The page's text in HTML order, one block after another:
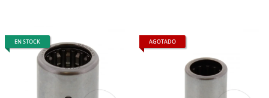
EN STOCK AGOTADO